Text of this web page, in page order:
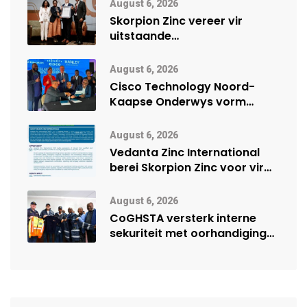
August 6, 2026
Skorpion Zinc vereer vir
uitstaande
Namibië Mynbou Ekspo
August 6, 2026
Cisco Technology Noord-
Kaapse Onderwys vorm
vennootskap
August 6, 2026
Vedanta Zinc International
berei Skorpion Zinc voor vir
August 6, 2026
CoGHSTA versterk interne
sekuriteit met oorhandiging